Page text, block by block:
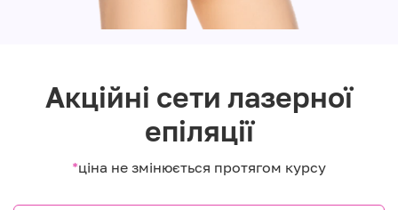
Акційні сети лазерної
епіляції
*ціна не змінюється протягом курсу